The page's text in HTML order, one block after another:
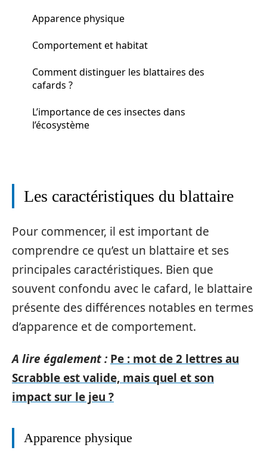
Apparence physique
Comportement et habitat
Comment distinguer les blattaires des
cafards ?
L’importance de ces insectes dans
l’écosystème
Les caractéristiques du blattaire
Pour commencer, il est important de
comprendre ce qu’est un blattaire et ses
principales caractéristiques. Bien que
souvent confondu avec le cafard, le blattaire
présente des différences notables en termes
d’apparence et de comportement.
A lire également : Pe : mot de 2 lettres au
Scrabble est valide, mais quel et son
impact sur le jeu ?
Apparence physique